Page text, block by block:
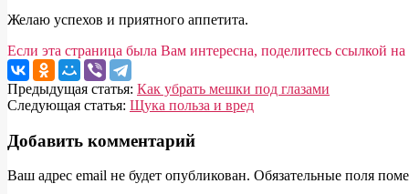
Желаю успехов и приятного аппетита.
Если эта страница была Вам интересна, поделитесь ссылкой
2020-
03-
Предыдущая статья: Как убрать мешки под глазами
Следующая статья: Щука польза и вред
Добавить комментарий
Ваш адрес email не будет опубликован. Обязательные поля